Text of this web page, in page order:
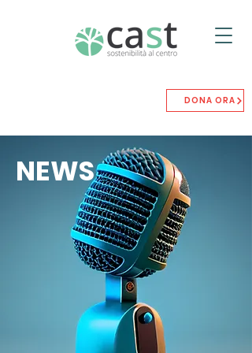
DONA ORA
NEWS